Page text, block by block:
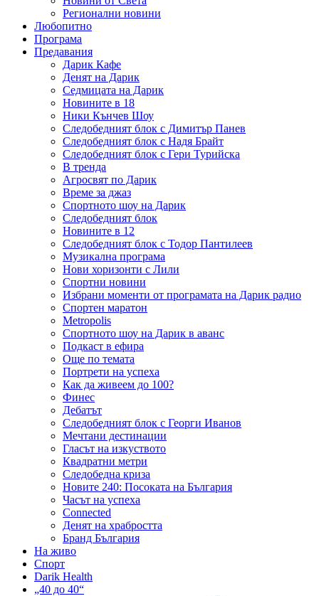
Регионални новини
Любопитно
Програма
Предавания
Дарик Кафе
Денят на Дарик
Седмицата на Дарик
Новините в 18
Ники Кънчев Шоу
Следобедният блок с Димитър Панев
Следобедният блок с Надя Брайт
Следобедният блок с Гери Турийска
В тренда
Агросвят по Дарик
Време за джаз
Спортното шоу на Дарик
Следобедният блок
Новините в 12
Следобедният блок с Тодор Пантилеев
Музикална програма
Нови хоризонти с Лили
Спортни новини
Избрани моменти от програмата на Дарик радио
Спортен маратон
Metropolis
Спортното шоу на Дарик в аванс
Подкаст в ефира
Още по темата
Портрети на успеха
Как да живеем до 100?
Финес
Дебатът
Следобедният блок с Георги Иванов
Мечтани дестинации
Гласът на изкуството
Квадратни метри
Следобедна криза
Новите 240: Посоката на България
Часът на успеха
Connected
Денят на храбростта
Бранд България
На живо
Спорт
Darik Health
„40 до 40“